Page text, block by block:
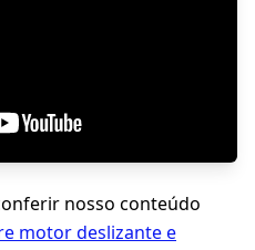
nosso conteúdo
motor deslizante e